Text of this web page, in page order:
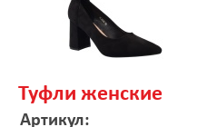
Туфли женские
Артикул: